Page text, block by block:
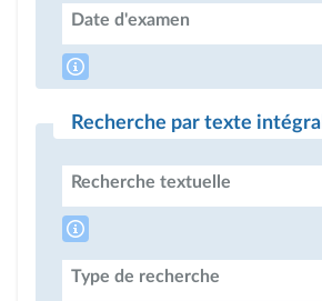
Date d'examen
Recherche par texte intégral
Recherche textuelle
Type de recherche